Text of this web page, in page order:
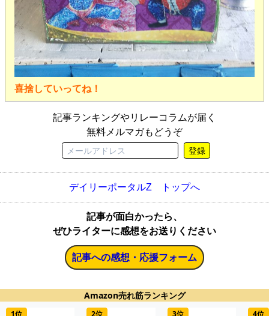
喜捨していってね！
記事ランキングやリレーコラムが届く
無料メルマガもどうぞ
登録
デイリーポータルZ トップへ
記事が面白かったら、
ぜひライターに感想をお送りください
記事への感想・応援フォーム
Amazon売れ筋ランキング